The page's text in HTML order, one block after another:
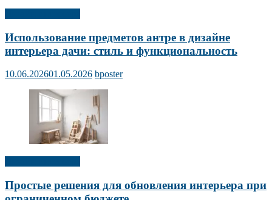
Использование предметов антре в дизайне
интерьера дачи: стиль и функциональность
10.06.202601.05.2026 bposter
Простые решения для обновления интерьера при